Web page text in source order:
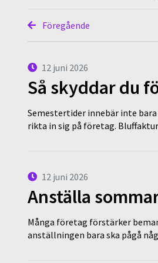
Föregående
12 juni 2026
Så skyddar du
Semestertider innebär inte
rikta in sig på företag.
12 juni 2026
Anställa
Många företag förstärker
anställningen bara ska pågå